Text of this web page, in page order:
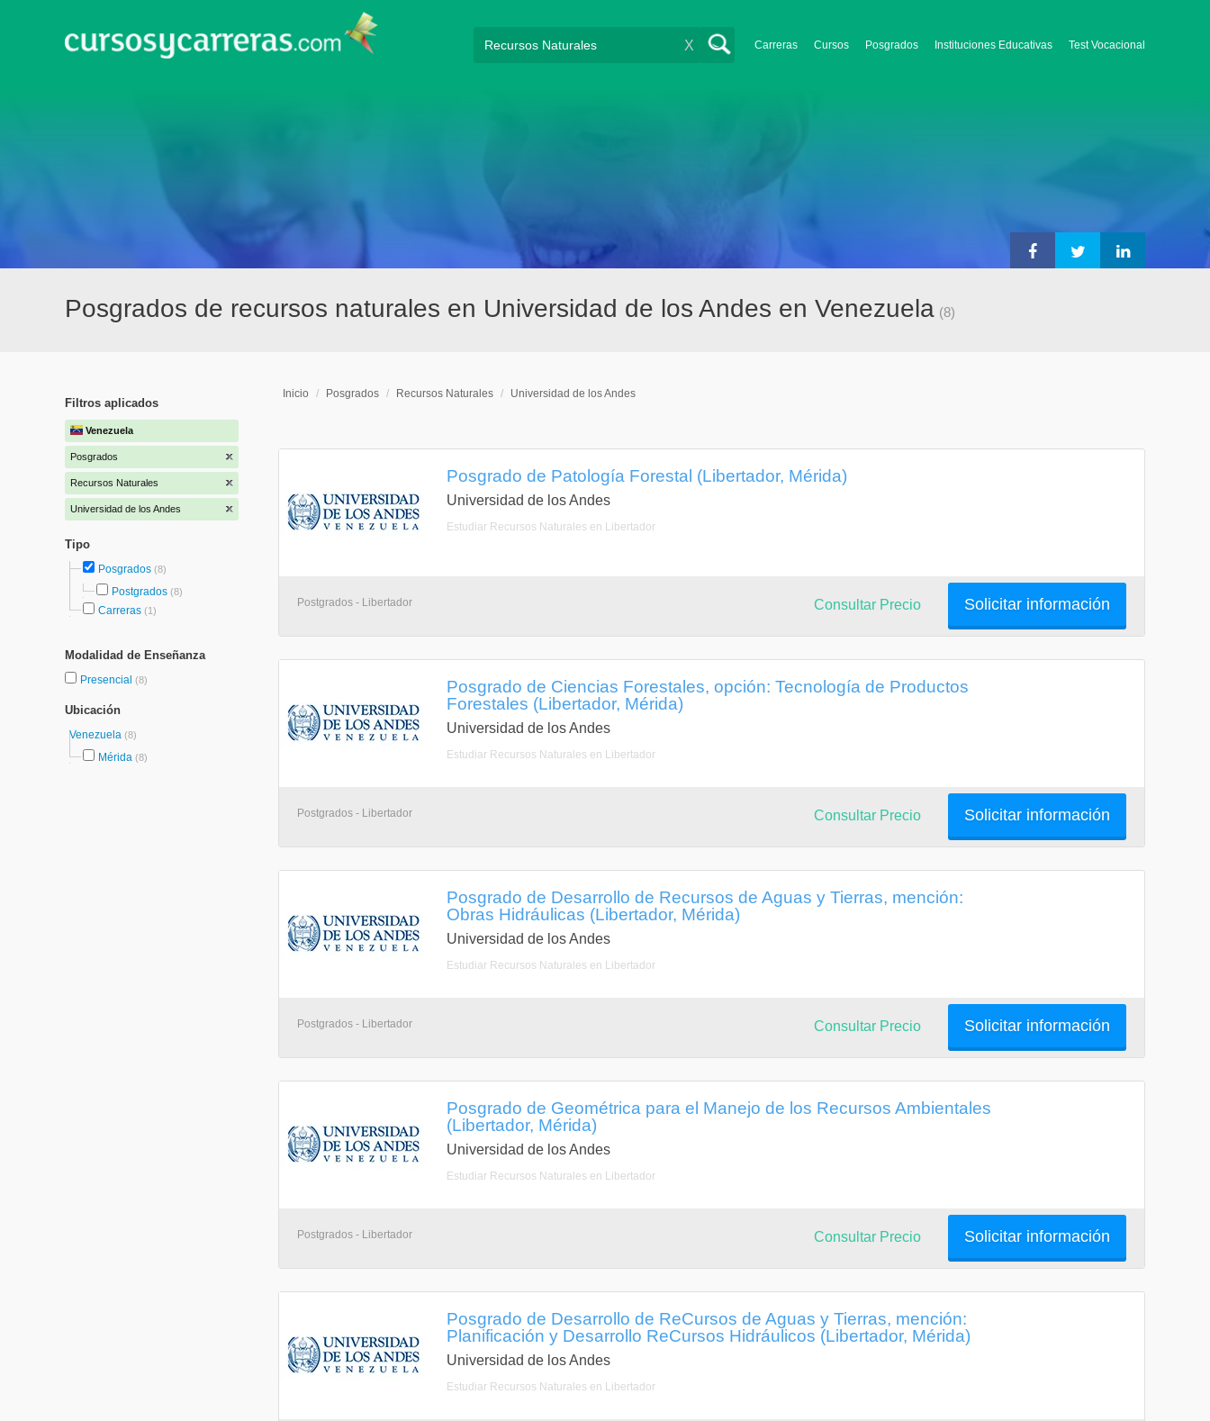
Carreras Cursos Posgrados Instituciones Educativas Test Vocacional
X
Posgrados de recursos naturales en Universidad de los Andes en Venezuela (8)
Filtros aplicados
Venezuela
Posgrados
Recursos Naturales
Universidad de los Andes
Tipo
Posgrados (8)
Postgrados (8)
Carreras (1)
Modalidad de Enseñanza
Presencial (8)
Ubicación
Venezuela (8)
Mérida (8)
Inicio / Posgrados / Recursos Naturales / Universidad de los Andes
Posgrado de Patología Forestal (Libertador, Mérida)
Universidad de los Andes
Estudiar Recursos Naturales en Libertador
Postgrados - Libertador Solicitar información
Consultar Precio
Posgrado de Ciencias Forestales, opción: Tecnología de Productos
Forestales (Libertador, Mérida)
Universidad de los Andes
Estudiar Recursos Naturales en Libertador
Postgrados - Libertador Solicitar información
Consultar Precio
Posgrado de Desarrollo de Recursos de Aguas y Tierras, mención:
Obras Hidráulicas (Libertador, Mérida)
Universidad de los Andes
Estudiar Recursos Naturales en Libertador
Postgrados - Libertador Solicitar información
Consultar Precio
Posgrado de Geométrica para el Manejo de los Recursos Ambientales
(Libertador, Mérida)
Universidad de los Andes
Estudiar Recursos Naturales en Libertador
Postgrados - Libertador Solicitar información
Consultar Precio
Posgrado de Desarrollo de ReCursos de Aguas y Tierras, mención:
Planificación y Desarrollo ReCursos Hidráulicos (Libertador, Mérida)
Universidad de los Andes
Estudiar Recursos Naturales en Libertador